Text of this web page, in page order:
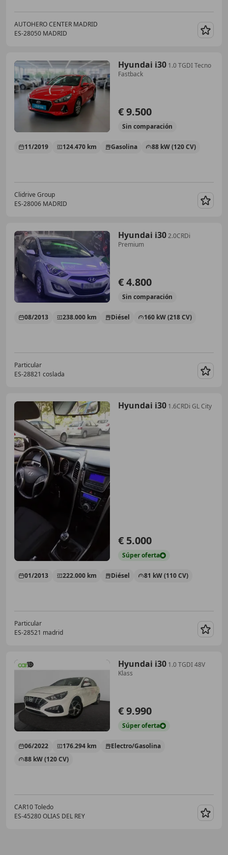
AUTOHERO CENTER MADRID
ES-28050 MADRID
Hyundai i30 1.0 TGDI Tecno
Fastback
€ 9.500
Sin comparación
11/2019 124.470 km Gasolina 88 kW (120 CV)
Clidrive Group
ES-28006 MADRID
Hyundai i302.0CRDi
Premium
€ 4.800
Sin comparación
08/2013 238.000 km Diésel 160 kW (218 CV)
Particular
ES-28821 coslada
Hyundai i30 1.6CRDi GL City
€ 5.000
Súperoferta
01/2013 222.000 km Diésel 81 kW (110 CV)
Particular
ES-28521 madrid
Hyundai i30 1.0 TGDI 48V
Klass
€ 9.990
Súperoferta
06/2022 176.294 km
Electro/Gasolina
88 kW (120 CV)
CAR10 Toledo
ES-45280 OLIAS DEL REY